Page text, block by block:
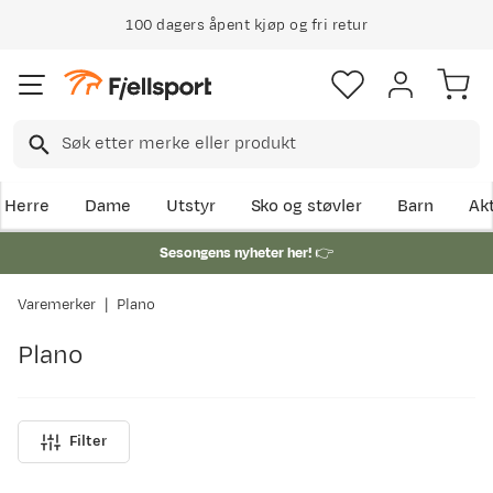
100 dagers åpent kjøp og fri retur
Herre Dame Utstyr Sko og støvler Barn
Sesongens nyheter her!👉
Varemerker Plano
Plano
Filter